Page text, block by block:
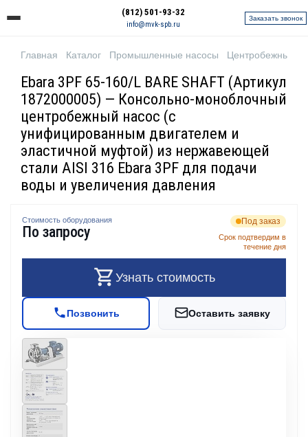
(812) 501-93-32
info@mvk-spb.ru
Заказать звонок
Главная Каталог Промышленные насосы Центробежные
Ebara 3PF 65-160/L BARE SHAFT (Артикул
1872000005) — Консольно-моноблочный
центробежный насос (с
унифицированным двигателем и
эластичной муфтой) из нержавеющей
стали AISI 316 Ebara 3PF для подачи
воды и увеличения давления
Стоимость оборудования
По запросу
Под заказ
Срок подтвердим в
течение дня
Узнать стоимость
Позвонить Оставить заявку